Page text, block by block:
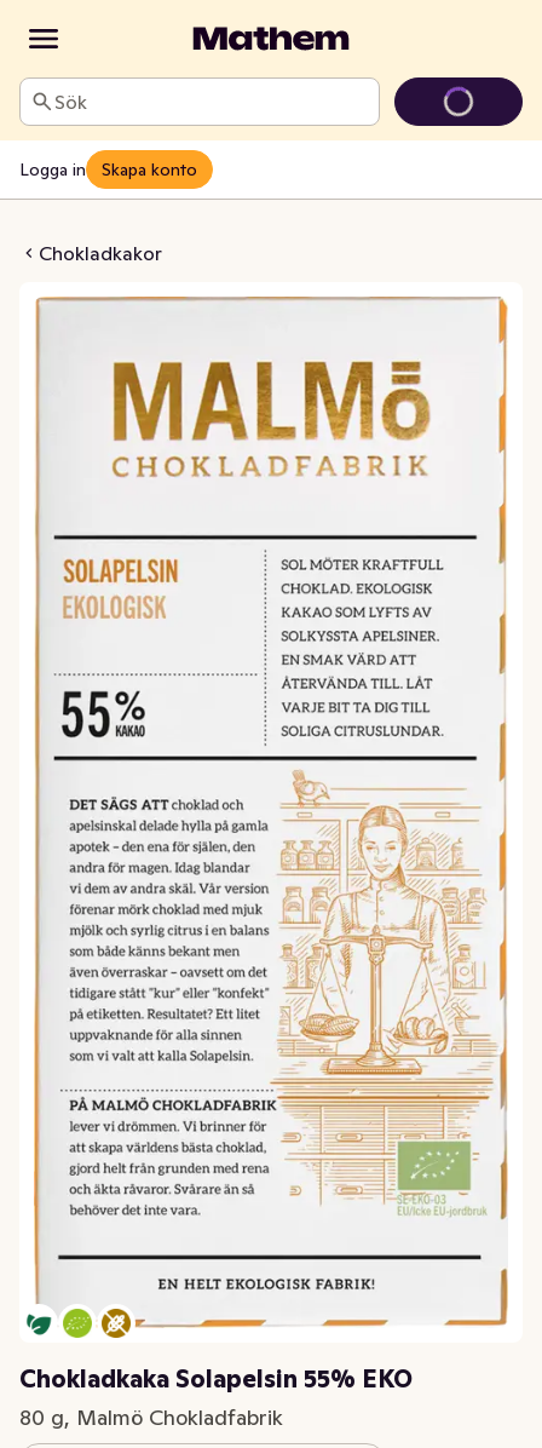
Sök
Logga in Skapa konto
Chokladkakor
55% EKO
Chokladkaka Solapelsin 55% EKO
80 g, Malmö Chokladfabrik